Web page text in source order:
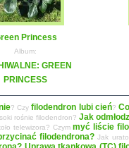
Princess
Album:
GREEN
PRINCESS
? Czyfilodendron lubi cień?
rośnie filodendron?Jak
telewizora? Czymmyć liście
filodendrona? Jak